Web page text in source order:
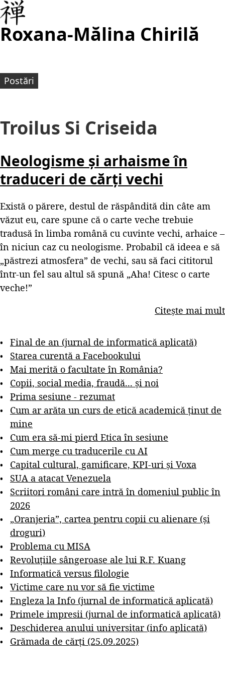
Roxana-Mălina Chirilă
Postări
Troilus Si Criseida
Neologisme și arhaisme în
traduceri de cărți vechi
Există o părere, destul de răspândită din câte am
văzut eu, care spune că o carte veche trebuie
tradusă în limba română cu cuvinte vechi, arhaice –
în niciun caz cu neologisme. Probabil că ideea e să
„păstrezi atmosfera” de vechi, sau să faci cititorul
într-un fel sau altul să spună „Aha! Citesc o carte
veche!”
Citește mai mult
Final de an (jurnal de informatică aplicată)
Starea curentă a Facebookului
Mai merită o facultate în România?
Copii, social media, fraudă... și noi
Prima sesiune - rezumat
Cum ar arăta un curs de etică academică ținut de
mine
Cum era să-mi pierd Etica în sesiune
Cum merge cu traducerile cu AI
Capital cultural, gamificare, KPI-uri și Voxa
SUA a atacat Venezuela
Scriitori români care intră în domeniul public în
2026
„Oranjeria”, cartea pentru copii cu alienare (și
droguri)
Problema cu MISA
Revoluțiile sângeroase ale lui R.F. Kuang
Informatică versus filologie
Victime care nu vor să fie victime
Engleza la Info (jurnal de informatică aplicată)
Primele impresii (jurnal de informatică aplicată)
Deschiderea anului universitar (info aplicată)
Grămada de cărți (25.09.2025)